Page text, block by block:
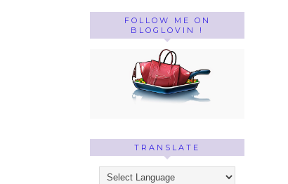
FOLLOW ME ON
BLOGLOVIN !
TRANSLATE